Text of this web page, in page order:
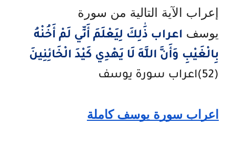
إعراب الآية التالية من سورة
يوسف اعراب ذَٰلِكَ لِيَعْلَمَ أَنِّي لَمْ أَخُنْهُ
بِالْغَيْبِ وَأَنَّ اللَّهَ لَا يَهْدِي كَيْدَ الْخَائِنِينَ
(52)اعراب سورة يوسف
اعراب سورة يوسف كاملة